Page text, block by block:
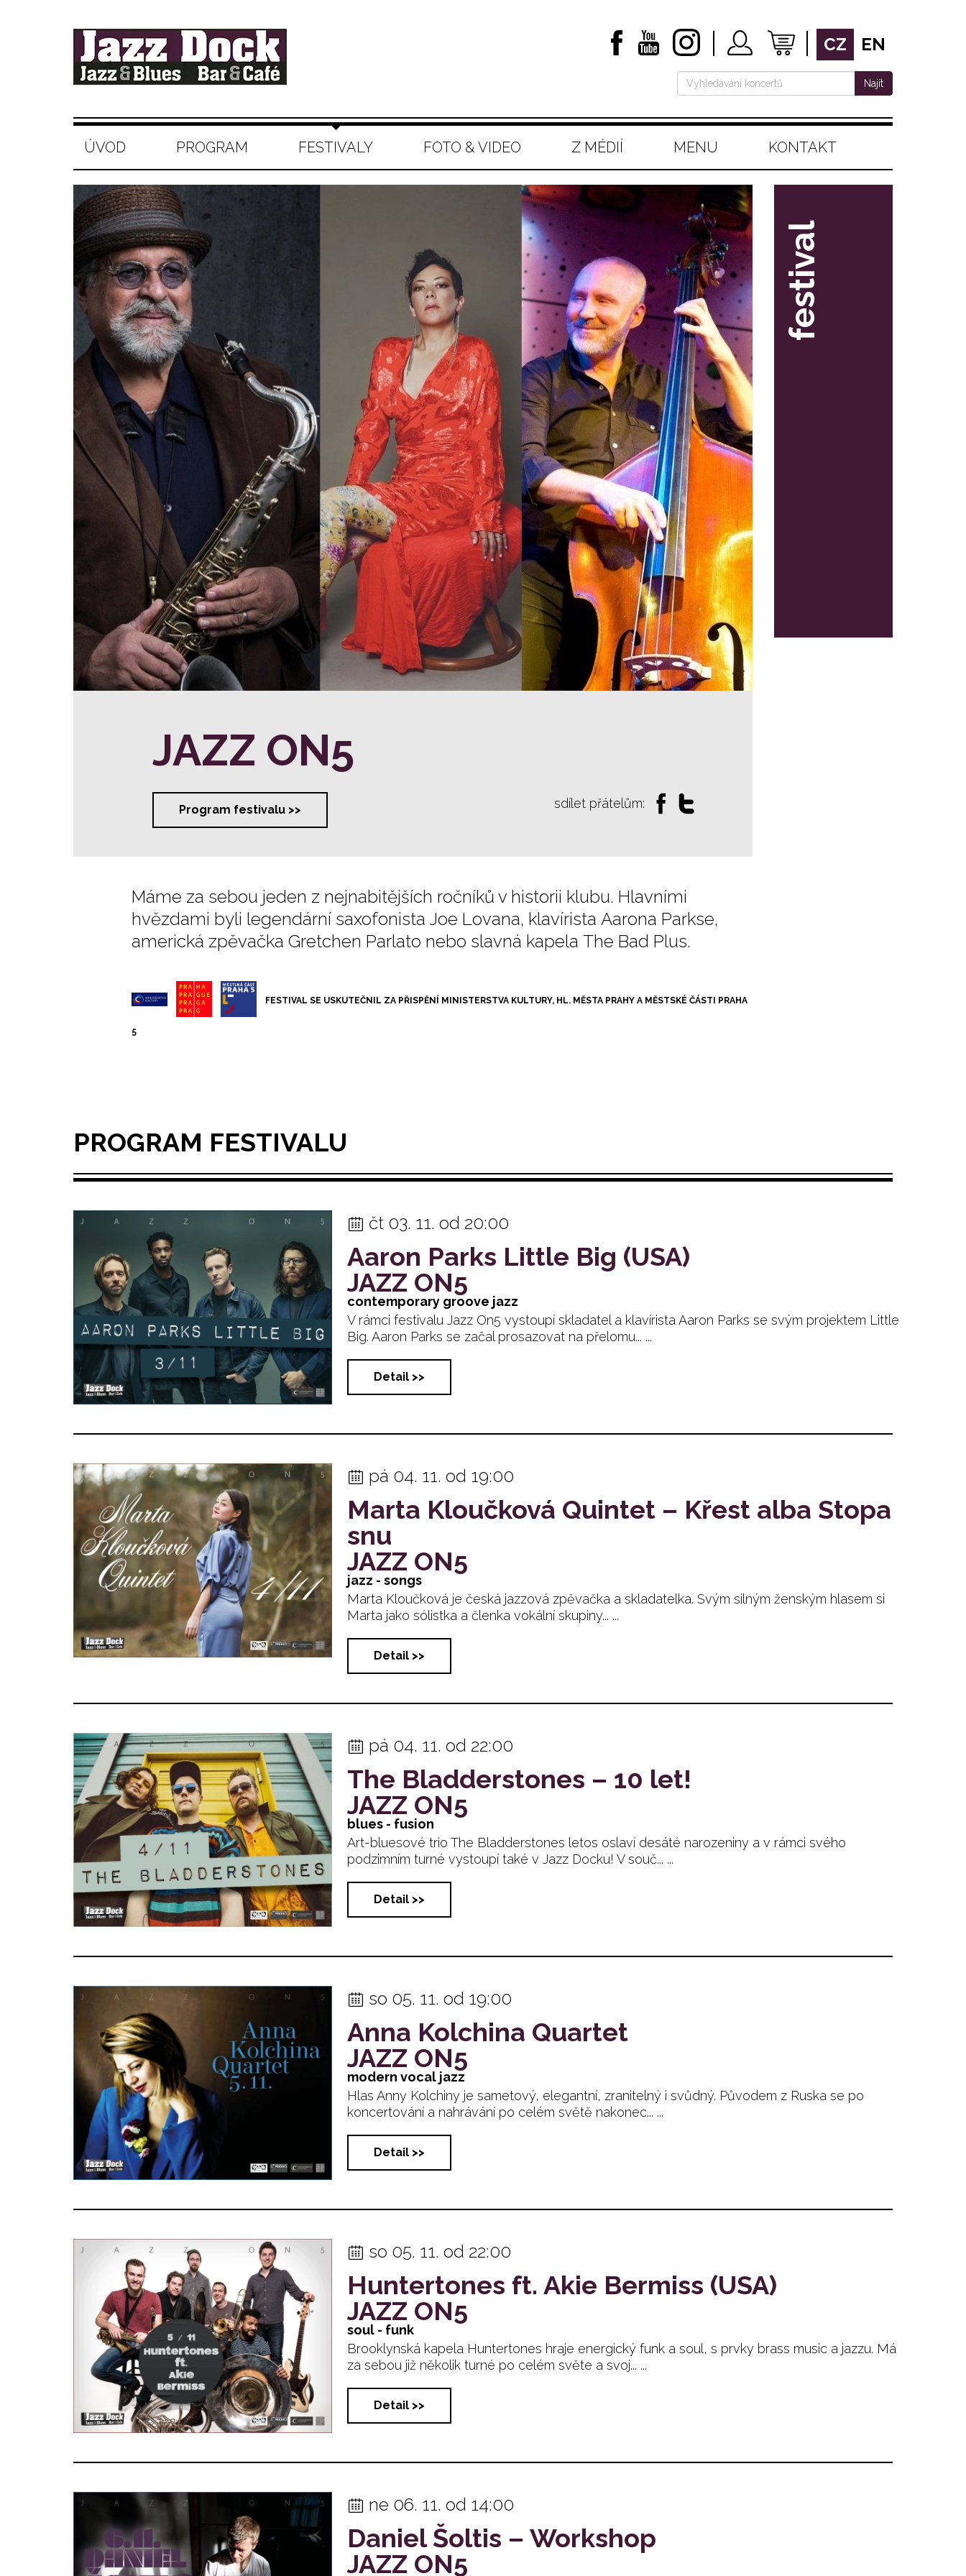
CZ EN
Najít
ÚVOD PROGRAM FESTIVALY FOTO & VIDEO Z MÉDIÍ MENU KONTAKT
JAZZ ON5
Program festivalu >> sdílet přátelům:
Máme za sebou jeden z nejnabitějších ročníků v historii klubu. Hlavními
hvězdami byli legendární saxofonista Joe Lovana, klavírista Aarona Parkse,
americká zpěvačka Gretchen Parlato nebo slavná kapela The Bad Plus.
FESTIVAL SE USKUTEČNIL ZA PŘISPĚNÍ MINISTERSTVA KULTURY, HL. MĚSTA PRAHY A MĚSTSKÉ ČÁSTI PRAHA
5
festival
PROGRAM FESTIVALU
čt 03. 11. od 20:00
Aaron Parks Little Big (USA)
JAZZ ON5
contemporary groove jazz
V rámci festivalu Jazz On5 vystoupí skladatel a klavírista Aaron Parks se svým projektem Little
Big. Aaron Parks se začal prosazovat na přelomu... ...
Detail >>
pá 04. 11. od 19:00
Marta Kloučková Quintet – Křest alba Stopa
snu
JAZZ ON5
jazz - songs
Marta Kloučková je česká jazzová zpěvačka a skladatelka. Svým silným ženským hlasem si
Marta jako sólistka a členka vokální skupiny... ...
Detail >>
pá 04. 11. od 22:00
The Bladderstones – 10 let!
JAZZ ON5
blues - fusion
Art-bluesové trio The Bladderstones letos oslaví desáté narozeniny a v rámci svého
podzimním turné vystoupí také v Jazz Docku! V souč... ...
Detail >>
so 05. 11. od 19:00
Anna Kolchina Quartet
JAZZ ON5
modern vocal jazz
Hlas Anny Kolchiny je sametový, elegantní, zranitelný i svůdný. Původem z Ruska se po
koncertování a nahrávání po celém světě nakonec... ...
Detail >>
so 05. 11. od 22:00
Huntertones ft. Akie Bermiss (USA)
JAZZ ON5
soul - funk
Brooklynská kapela Huntertones hraje energický funk a soul, s prvky brass music a jazzu. Má
za sebou již několik turné po celém světe a svoj... ...
Detail >>
ne 06. 11. od 14:00
Daniel Šoltis – Workshop
JAZZ ON5